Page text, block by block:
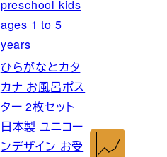
preschool kids
ages 1 to 5
years
ひらがなとカタ
カナ お風呂ポス
ター 2枚セット
日本製 ユニコー
ンデザイン お受